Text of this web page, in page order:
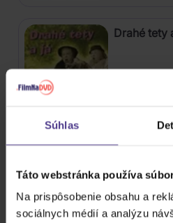
Súhlas
Táto webstránka používa
Na prispôsobenie obsahu a
sociálnych médií a analýzu
Drahé tety
Skladom
Maska